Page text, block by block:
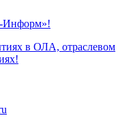
Информ»!
в ОЛА, отраслевом